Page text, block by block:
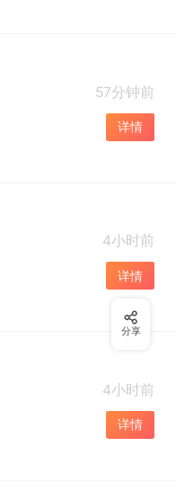
57分钟前
详情
4小时前
详情
4小时前
详情
分享